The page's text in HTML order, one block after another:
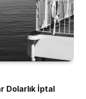
Dolarlık İptal